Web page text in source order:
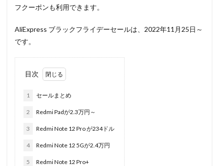
フクーポンも利用できます。
AliExpress ブラックフライデーセールは、2022年11月25日～
です。
目次
1 セールまとめ
2 Redmi Padが2.3万円～
3 Redmi Note 12 Pro が234ドル
4 Redmi Note 12 5Gが2.4万円
5 Redmi Note 12 Pro+